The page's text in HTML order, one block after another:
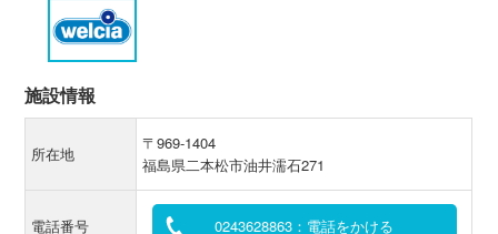
施設情報
所在地
〒969-1404
福島県二本松市油井濡石271
電話番号 0243628863：電話をかける